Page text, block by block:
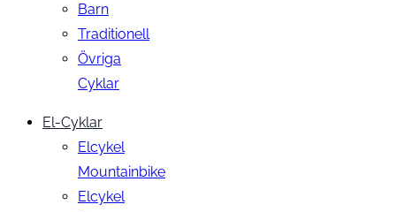
Barn
Traditionell
Övriga
Cyklar
El-Cyklar
Elcykel
Mountainbike
Elcykel